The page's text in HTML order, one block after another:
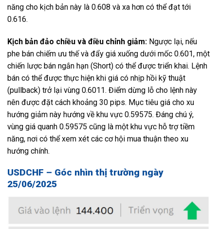
năng cho kịch bản này là 0.608 và xa hơn có thể đạt tới
0.616.
Kịch bản đảo chiều và điều chỉnh giảm: Ngược lại, nếu
phe bán chiếm ưu thế và đẩy giá xuống dưới mốc 0.601, một
chiến lược bán ngắn hạn (Short) có thể được triển khai. Lệnh
bán có thể được thực hiện khi giá có nhịp hồi kỹ thuật
(pullback) trở lại vùng 0.6011. Điểm dừng lỗ cho lệnh này
nên được đặt cách khoảng 30 pips. Mục tiêu giá cho xu
hướng giảm này hướng về khu vực 0.59575. Đáng chú ý,
vùng giá quanh 0.59575 cũng là một khu vực hỗ trợ tiềm
năng, nơi có thể xem xét các cơ hội mua thuận theo xu
hướng chính.
USDCHF – Góc nhìn thị trường ngày
25/06/2025